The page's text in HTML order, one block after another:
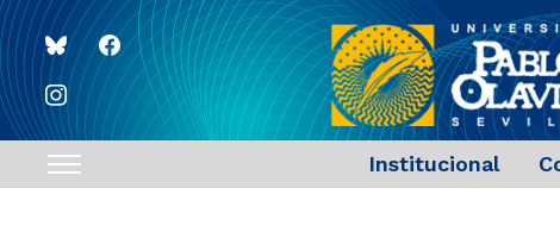
blueskyfacebook
instagram
Toggle
Institucional